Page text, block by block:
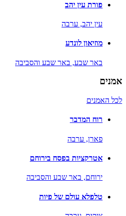
פורת עין יהב
עין יהב, ערבה
מוזיאון לונדע
באר שבע, באר שבע והסביבה
אמנים
לכל האמנים
רוח המדבר
פארן, ערבה
אטרקציות בפסח בירוחם
ירוחם, באר שבע והסביבה
טלפלא עולם של פיות